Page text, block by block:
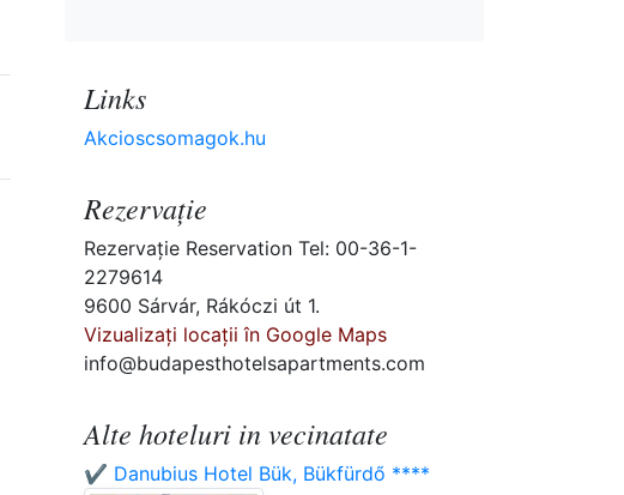
Links
Akcioscsomagok.hu
Rezervaţie
Rezervaţie Reservation Tel: 00-36-1-
2279614
9600 Sárvár, Rákóczi út 1.
Vizualizați locații în Google Maps
info@budapesthotelsapartments.com
Alte hoteluri in vecinatate
✔️ Danubius Hotel Bük, Bükfürdő ****